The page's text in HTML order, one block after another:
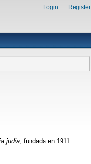
Login Register
judía , fundada en 1911.